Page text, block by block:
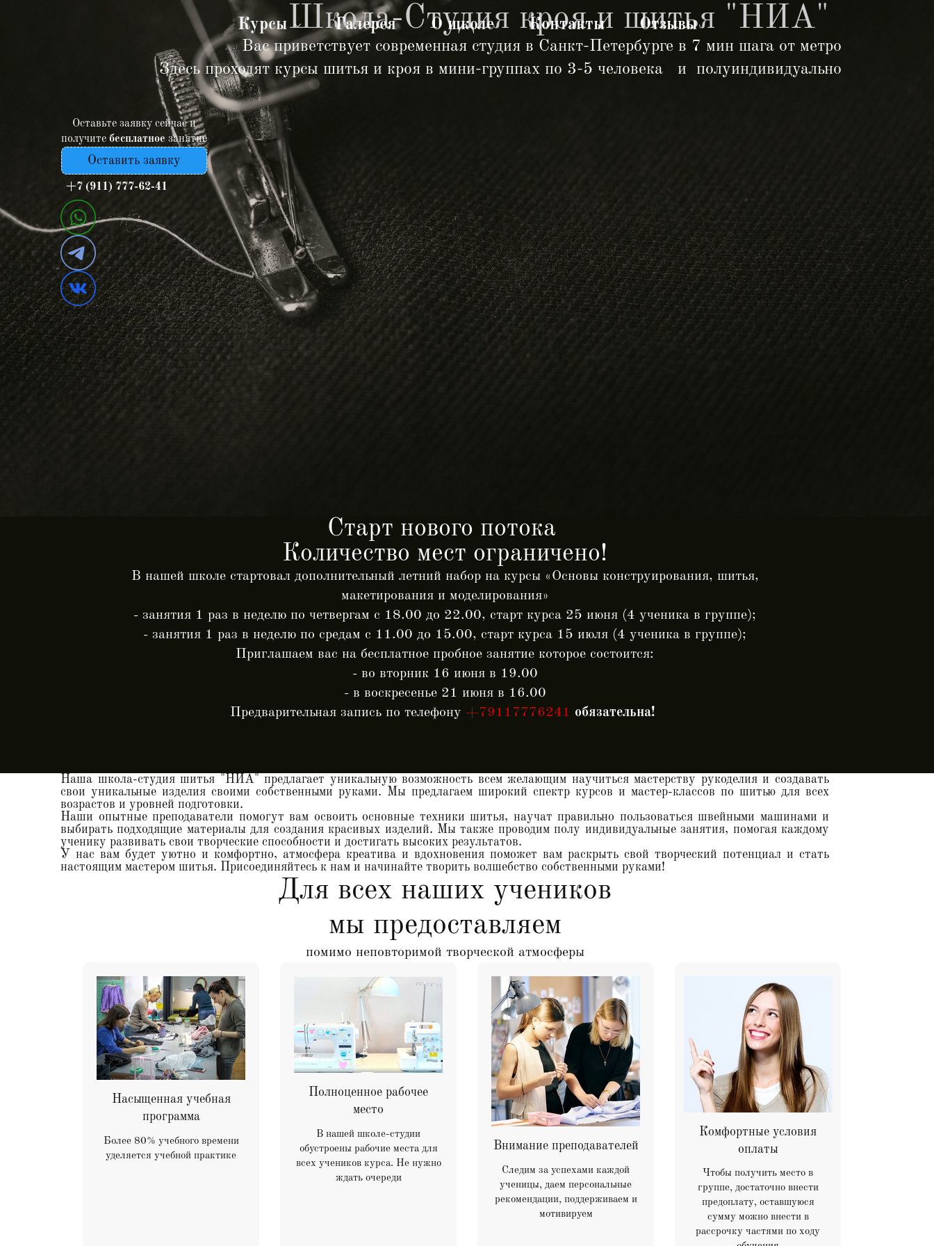
Курсы Галерея О школе Контакты Отзывы
Школа-Студия кроя и шитья "НИА"
Вас приветствует современная студия в Санкт-Петербурге в 7 мин шага от метро
Здесь проходят курсы шитья и кроя в мини-группах по 3-5 человека и полуиндивидуально
Оставьте заявку сейчас и
получите бесплатное занятие
Оставить заявку
+7 (911) 777-62-41
Пример HTML-кода
Старт нового потока
Количество мест ограничено!
В нашей школе стартовал дополнительный летний набор на курсы «Основы конструирования, шитья,
макетирования и моделирования»
- занятия 1 раз в неделю по четвергам с 18.00 до 22.00, старт курса 25 июня (4 ученика в группе);
- занятия 1 раз в неделю по средам с 11.00 до 15.00, старт курса 15 июля (4 ученика в группе);
Приглашаем вас на бесплатное пробное занятие которое состоится:
- во вторник 16 июня в 19.00
- в воскресенье 21 июня в 16.00
Предварительная запись по телефону +79117776241 обязательна!
Наша школа-студия шитья "НИА" предлагает уникальную возможность всем желающим научиться мастерству рукоделия и создавать
свои уникальные изделия своими собственными руками. Мы предлагаем широкий спектр курсов и мастер-классов по шитью для всех
возрастов и уровней подготовки.
Наши опытные преподаватели помогут вам освоить основные техники шитья, научат правильно пользоваться швейными машинами и
выбирать подходящие материалы для создания красивых изделий. Мы также проводим полу индивидуальные занятия, помогая каждому
ученику развивать свои творческие способности и достигать высоких результатов.
У нас вам будет уютно и комфортно, атмосфера креатива и вдохновения поможет вам раскрыть свой творческий потенциал и стать
настоящим мастером шитья. Присоединяйтесь к нам и начинайте творить волшебство собственными руками!
Для всех наших учеников
мы предоставляем
помимо неповторимой творческой атмосферы
Насыщенная учебная
программа
Более 80% учебного времени
уделяется учебной практике
Полноценное рабочее
место
В нашей школе-студии
обустроены рабочие места для
всех учеников курса. Не нужно
ждать очереди
Внимание преподавателей
Следим за успехами каждой
ученицы, даем персональные
рекомендации, поддерживаем и
мотивируем
Комфортные условия
оплаты
Чтобы получить место в
группе, достаточно внести
предоплату, оставшуюся
сумму можно внести в
рассрочку частями по ходу